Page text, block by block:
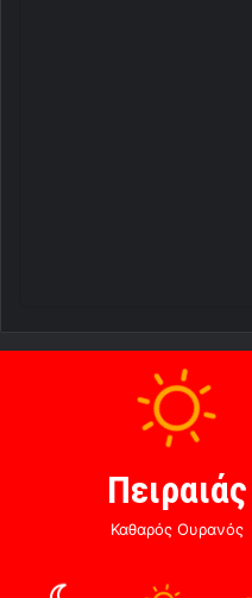
Πειραιάς
Καθαρός Ουρανός